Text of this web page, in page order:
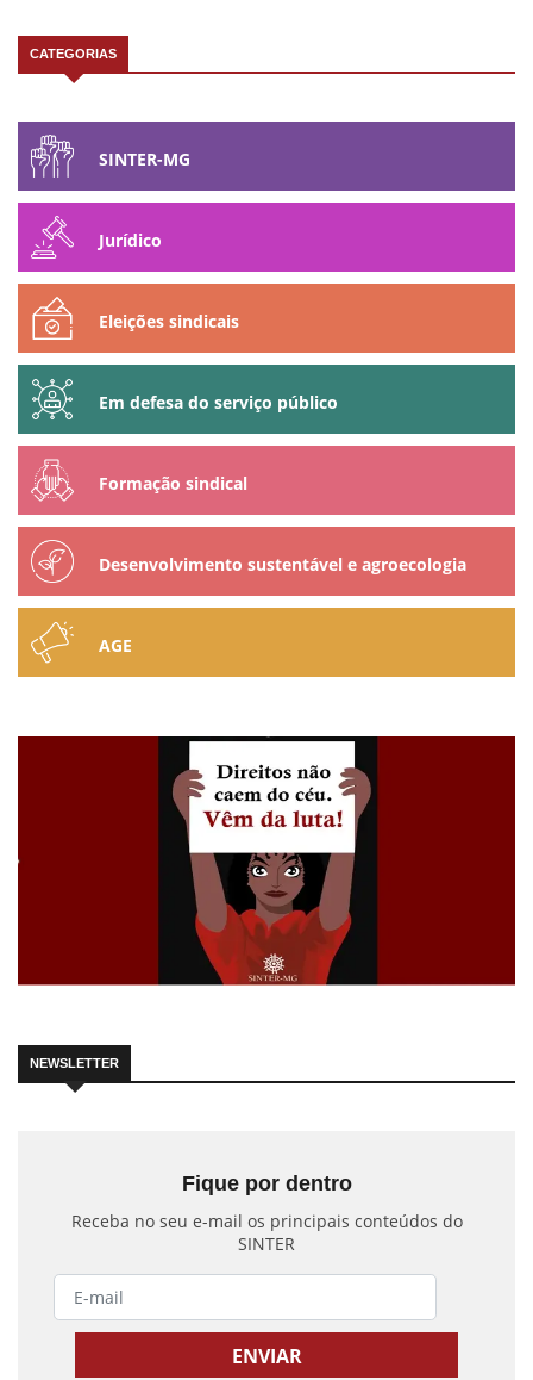
CATEGORIAS
SINTER-MG
Jurídico
Eleições sindicais
Em defesa do serviço público
Formação sindical
Desenvolvimento sustentável e agroecologia
AGE
NEWSLETTER
Fique por dentro
Receba no seu e-mail os principais conteúdos do
SINTER